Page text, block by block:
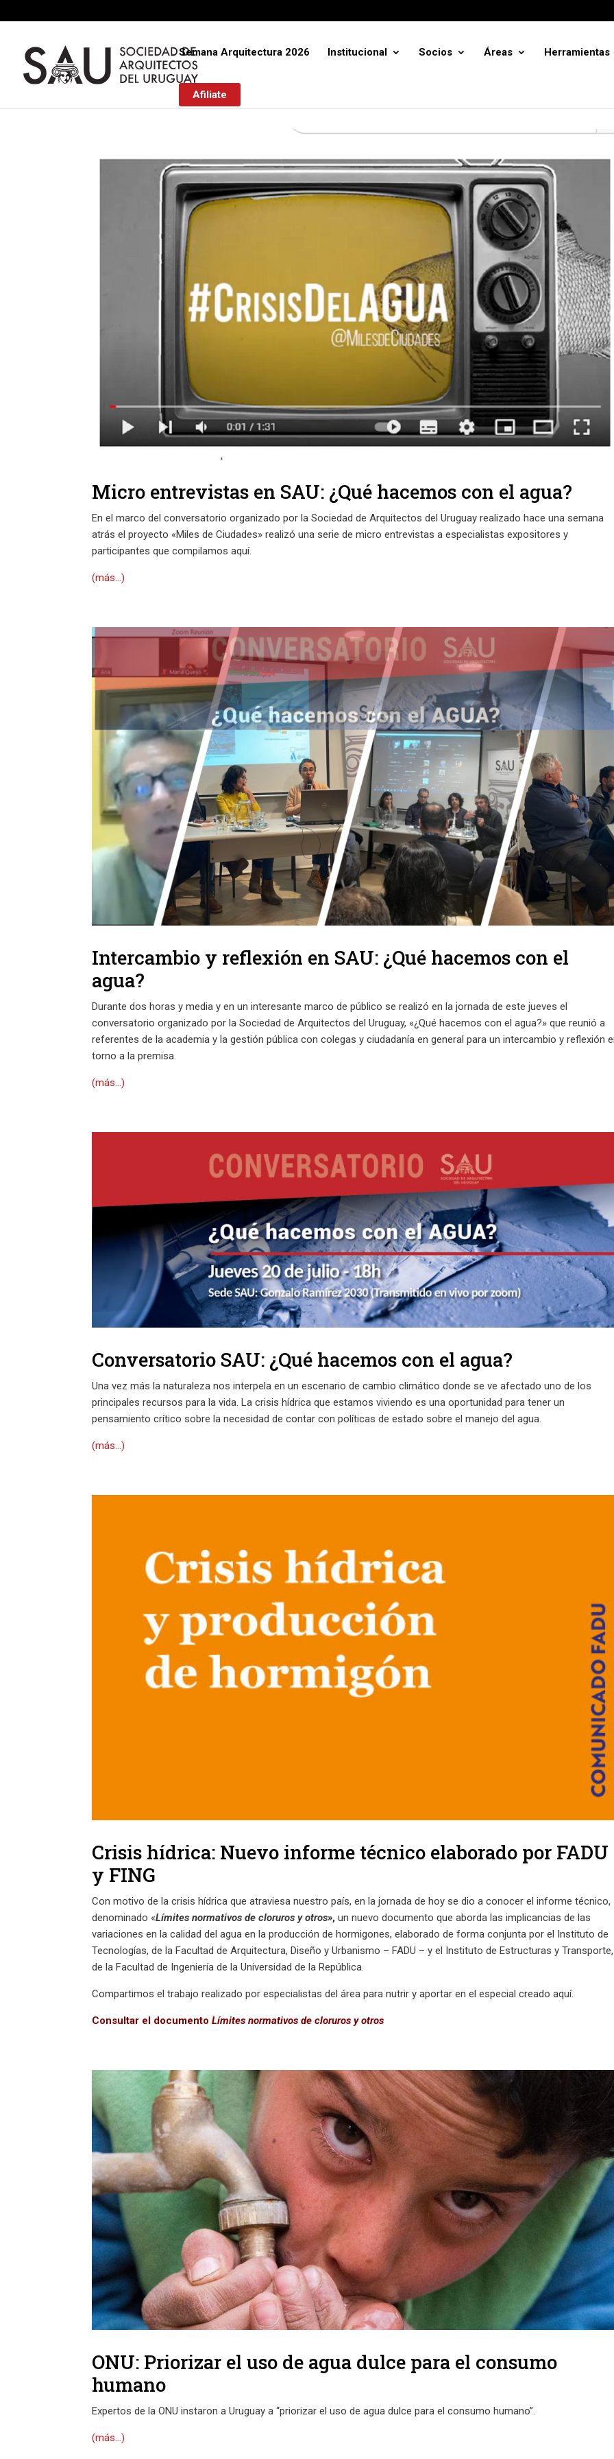
Semana Arquitectura 2026 Institucional Socios Áreas Herramientas
Afiliate
Micro entrevistas en SAU: ¿Qué hacemos con el agua?
En el marco del conversatorio organizado por la Sociedad de Arquitectos del Uruguay realizado hace una semana
atrás el proyecto «Miles de Ciudades» realizó una serie de micro entrevistas a especialistas expositores y
participantes que compilamos aquí.
(más…)
Intercambio y reflexión en SAU: ¿Qué hacemos con el
agua?
Durante dos horas y media y en un interesante marco de público se realizó en la jornada de este jueves el
conversatorio organizado por la Sociedad de Arquitectos del Uruguay, «¿Qué hacemos con el agua?» que reunió a
referentes de la academia y la gestión pública con colegas y ciudadanía en general para un intercambio y reflexión
torno a la premisa.
(más…)
Conversatorio SAU: ¿Qué hacemos con el agua?
Una vez más la naturaleza nos interpela en un escenario de cambio climático donde se ve afectado uno de los
principales recursos para la vida. La crisis hídrica que estamos viviendo es una oportunidad para tener un
pensamiento crítico sobre la necesidad de contar con políticas de estado sobre el manejo del agua.
(más…)
Crisis hídrica: Nuevo informe técnico elaborado por FADU
y FING
Con motivo de la crisis hídrica que atraviesa nuestro país, en la jornada de hoy se dio a conocer el informe técnico,
denominado «Límites normativos de cloruros y otros»,un nuevo documento que aborda las implicancias de las
variaciones en la calidad del agua en la producción de hormigones, elaborado de forma conjunta por el Instituto de
Tecnologías, de la Facultad de Arquitectura, Diseño y Urbanismo – FADU – y el Instituto de Estructuras y Transporte,
de la Facultad de Ingeniería de la Universidad de la República.
Compartimos el trabajo realizado por especialistas del área para nutrir y aportar en el especial creado aquí.
Consultar el documentoLímites normativos de cloruros y otros
ONU: Priorizar el uso de agua dulce para el consumo
humano
Expertos de la ONU instaron a Uruguay a “priorizar el uso de agua dulce para el consumo humano”.
(más…)